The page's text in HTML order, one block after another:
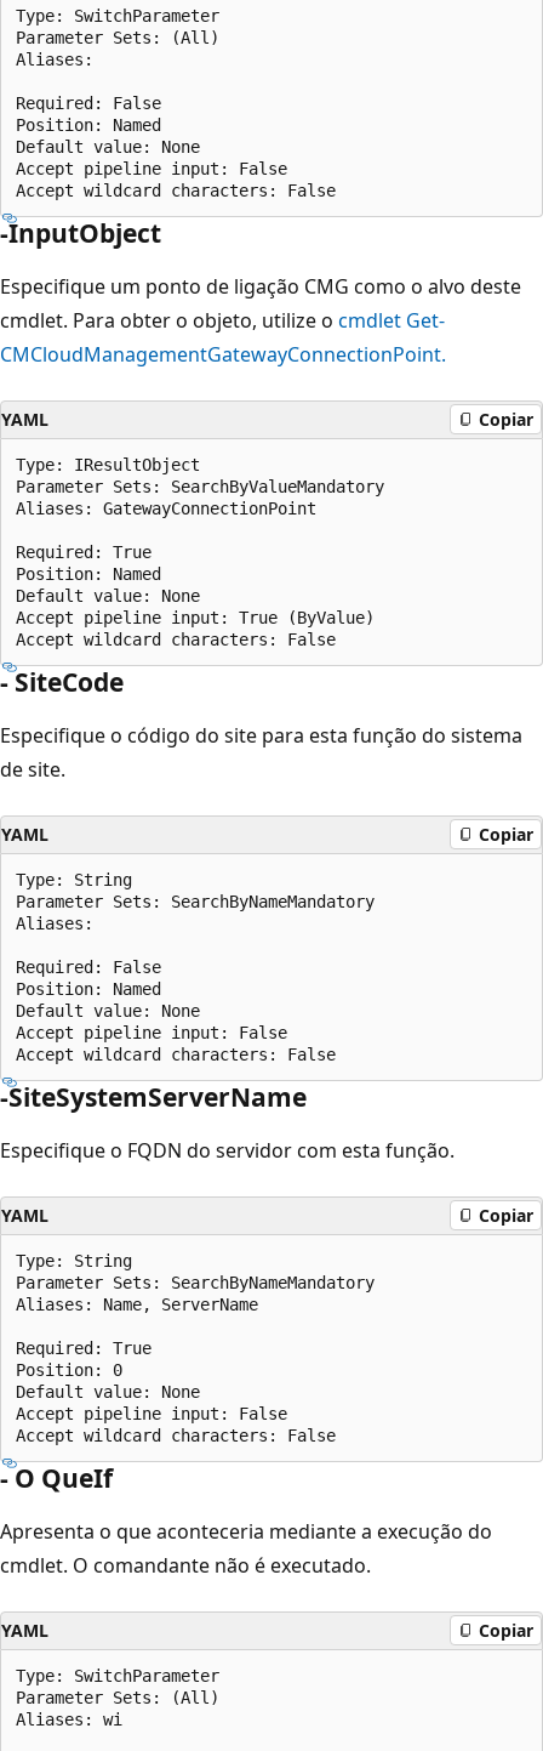
Type: SwitchParameter
Parameter Sets: (All)
Aliases:
Required: False
Position: Named
Default value: None
Accept pipeline input: False
-InputObject
Especifique um ponto de ligação CMG como o alvo deste
cmdlet. Para obter o objeto, utilize o cmdlet Get-
CMCloudManagementGatewayConnectionPoint.
YAML Copiar
Type: IResultObject
Parameter Sets: SearchByValueMandatory
Aliases: GatewayConnectionPoint
Required: True
Position: Named
Default value: None
Accept pipeline input: True (ByValue)
- SiteCode
Especifique o código do site para esta função do sistema
de site.
YAML Copiar
Type: String
Parameter Sets: SearchByNameMandatory
Aliases:
Required: False
Position: Named
Default value: None
Accept pipeline input: False
-SiteSystemServerName
Especifique o FQDN do servidor com esta função.
YAML Copiar
Type: String
Parameter Sets: SearchByNameMandatory
Aliases: Name, ServerName
Required: True
Position: 0
Default value: None
Accept pipeline input: False
- O QueIf
Apresenta o que aconteceria mediante a execução do
cmdlet. O comandante não é executado.
YAML Copiar
Type: SwitchParameter
Parameter Sets: (All)
Aliases: wi